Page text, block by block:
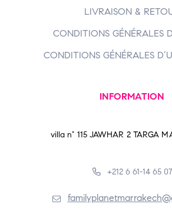
LIVRAISON &
CONDITIONS GÉNÉRALES
CONDITIONS GÉNÉRALES
INFORMATION
villa n° 115 JAWHAR 2 TARGA
+212 6 61-14 65 07